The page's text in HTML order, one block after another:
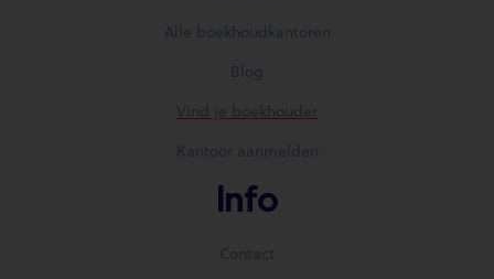
Alle boekhoudkantoren
Blog
Vind je boekhouder
Kantoor aanmelden
Info
Contact